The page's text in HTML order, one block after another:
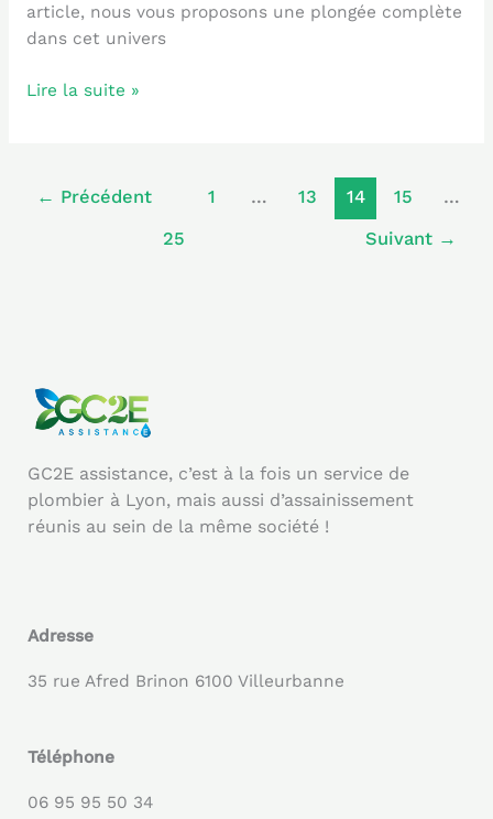
article, nous vous proposons une plongée complète
dans cet univers
Lire la suite »
← Précédent 1 … 13 14 15 …
25 Suivant →
GC2E assistance, c’est à la fois un service de
plombier à Lyon, mais aussi d’assainissement
réunis au sein de la même société !
Adresse
35 rue Afred Brinon 6100 Villeurbanne
Téléphone
06 95 95 50 34